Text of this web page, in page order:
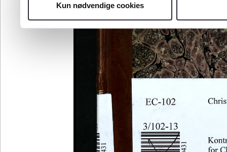
Kun nødvendige cookies